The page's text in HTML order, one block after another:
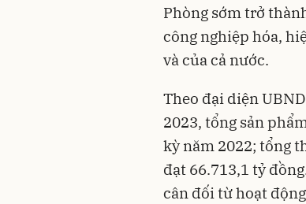
Phòng sớm trở
công nghiệp hóa,
và của cả nước.
Theo đại diện
2023, tổng sản
kỳ năm 2022; tổng
đạt 66.713,1 tỷ
cân đối từ hoạt